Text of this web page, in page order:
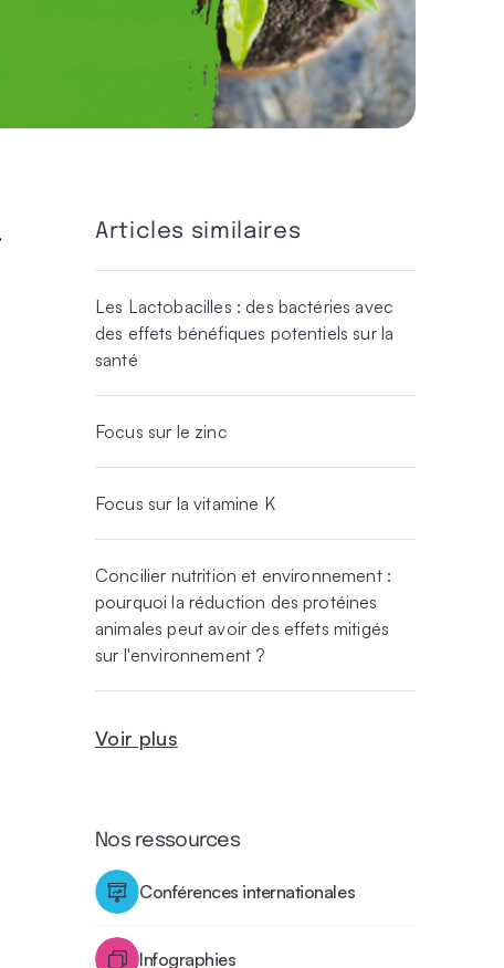
Articles similaires
Les Lactobacilles : des bactéries avec
des effets bénéfiques potentiels sur la
santé
Focus sur le zinc
Focus sur la vitamine K
Concilier nutrition et environnement :
pourquoi la réduction des protéines
animales peut avoir des effets mitigés
sur l'environnement ?
Voir plus
Nos ressources
Conférences internationales
Infographies